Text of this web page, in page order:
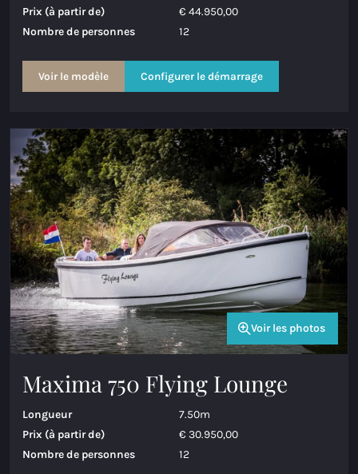
Prix (à partir de)
€ 44.950,00
Nombre de personnes
12
Voir le modèle Configurer le démarrage
Voir les photos
Maxima 750 Flying Lounge
Longueur
7.50m
Prix (à partir de)
€ 30.950,00
Nombre de personnes
12